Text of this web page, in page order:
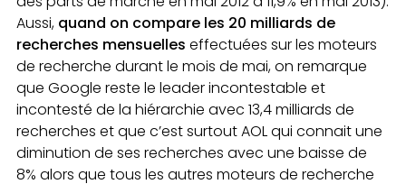
Aussi, quand on compare les 20 milliards de
recherches mensuelles effectuées sur les moteurs
de recherche durant le mois de mai, on remarque
que Google reste le leader incontestable et
incontesté de la hiérarchie avec 13,4 milliards de
recherches et que c’est surtout AOL qui connait une
diminution de ses recherches avec une baisse de
8% alors que tous les autres moteurs de recherche